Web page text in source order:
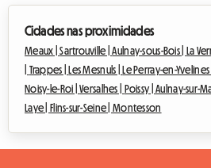
Cidades nas proximidades
Meaux |Sartrouville |Aulnay-sous-Bois | La
Trappes | Les Mesnuls | Le Perray-en-
Noisy-le-Roi |Versalhes | Poissy |Aulnay-sur-
Laye |
Flins-sur-Seine |Montesson